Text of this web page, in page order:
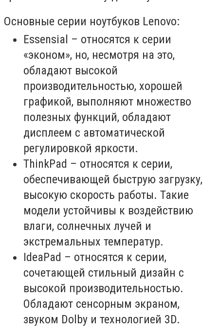
Основные серии ноутбуков Lenovo:
Essensial – относятся к серии
«эконом», но, несмотря на это,
обладают высокой
производительностью, хорошей
графикой, выполняют множество
полезных функций, обладают
дисплеем с автоматической
регулировкой яркости.
ThinkPad – относятся к серии,
обеспечивающей быструю загрузку,
высокую скорость работы. Такие
модели устойчивы к воздействию
влаги, солнечных лучей и
экстремальных температур.
IdeaPad – относятся к серии,
сочетающей стильный дизайн с
высокой производительностью.
Обладают сенсорным экраном,
звуком Dolby и технологией 3D.